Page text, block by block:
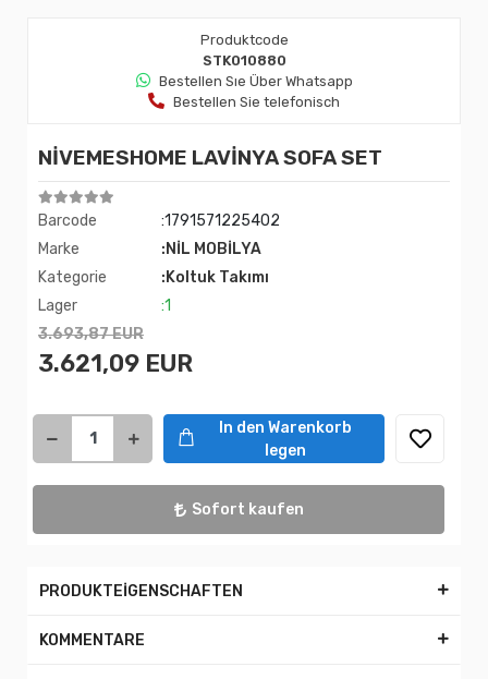
Produktcode
STK010880
Bestellen Sıe Über Whatsapp
Bestellen Sie telefonisch
NİVEMESHOME LAVİNYA SOFA SET
Barcode
:1791571225402
Marke
:NİL MOBİLYA
Kategorie
:Koltuk Takımı
Lager
:1
3.693,87 EUR
3.621,09 EUR
In den Warenkorb
legen
Sofort kaufen
PRODUKTEİGENSCHAFTEN
KOMMENTARE